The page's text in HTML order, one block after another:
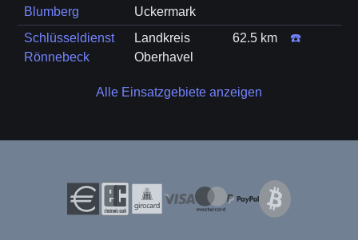
Blumberg
Uckermark
Schlüsseldienst
Rönnebeck
Landkreis
Oberhavel
62.5 km ☎️
Alle Einsatzgebiete anzeigen